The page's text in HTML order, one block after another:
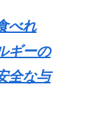
べれ
ギーの
全な与